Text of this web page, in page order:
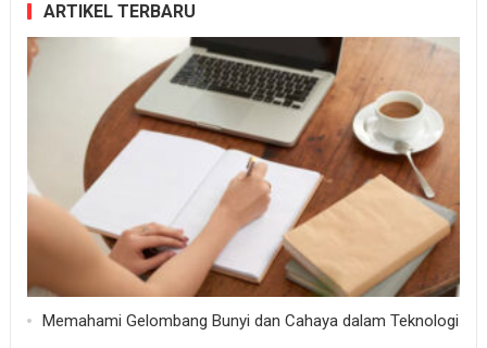
ARTIKEL TERBARU
Memahami Gelombang Bunyi dan Cahaya dalam Teknologi